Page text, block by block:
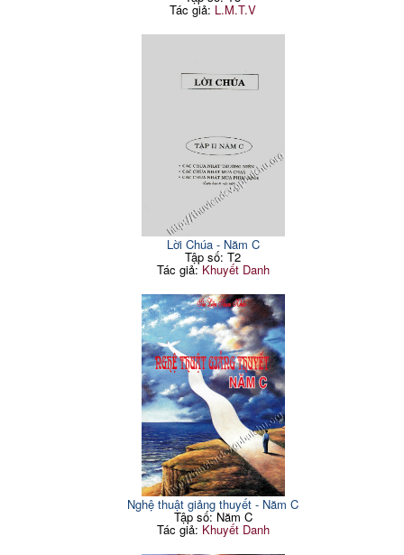
Tác giả: L.M.T.V
Lời Chúa - Năm C
Tập số: T2
Tác giả: Khuyết Danh
Nghệ thuật giảng thuyết - Năm C
Tập số: Năm C
Tác giả: Khuyết Danh